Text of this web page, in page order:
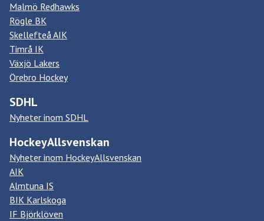
Malmö Redhawks
Rögle BK
Skellefteå AIK
Timrå IK
Växjö Lakers
Örebro Hockey
SDHL
Nyheter inom SDHL
HockeyAllsvenskan
Nyheter inom HockeyAllsvenskan
AIK
Almtuna IS
BIK Karlskoga
IF Björklöven